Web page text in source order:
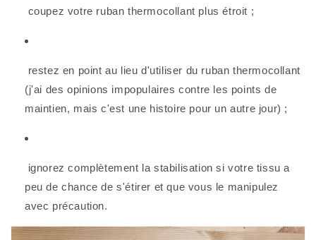
coupez votre ruban thermocollant plus étroit ;
(j'ai des opinions impopulaires contre les points de
maintien, mais c'est une histoire pour un autre jour) ;
peu de chance de s'étirer et que vous le manipulez
avec précaution.